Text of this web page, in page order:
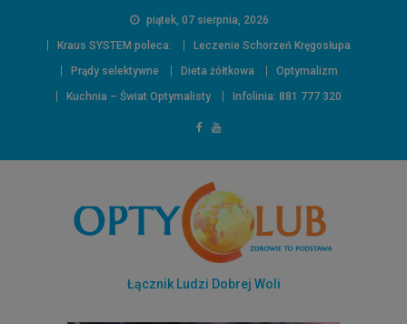
piątek, 07 sierpnia, 2026
Kraus SYSTEM poleca:
Leczenie Schorzeń Kręgosłupa
Prądy selektywne
Dieta żółtkowa
Optymalizm
Kuchnia – Świat Optymalisty
Infolinia: 881 777 320
Łącznik Ludzi Dobrej Woli